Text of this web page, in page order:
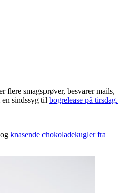
flere smagsprøver, besvarer mails,
sindssyg til bogrelease på tirsdag.
knasende chokoladekugler fra